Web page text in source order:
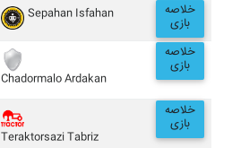
Sepahan Isfahan خلاصه
بازی
Chadormalo Ardakan
خلاصه
بازی
Teraktorsazi Tabriz
خلاصه
بازی